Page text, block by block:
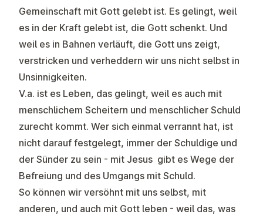
Gemeinschaft mit Gott gelebt ist. Es gelingt, weil
es in der Kraft gelebt ist, die Gott schenkt. Und
weil es in Bahnen verläuft, die Gott uns zeigt,
verstricken und verheddern wir uns nicht selbst in
Unsinnigkeiten.
V.a. ist es Leben, das gelingt, weil es auch mit
menschlichem Scheitern und menschlicher Schuld
zurecht kommt. Wer sich einmal verrannt hat, ist
nicht darauf festgelegt, immer der Schuldige und
der Sünder zu sein - mit Jesus gibt es Wege der
Befreiung und des Umgangs mit Schuld.
So können wir versöhnt mit uns selbst, mit
anderen, und auch mit Gott leben - weil das, was